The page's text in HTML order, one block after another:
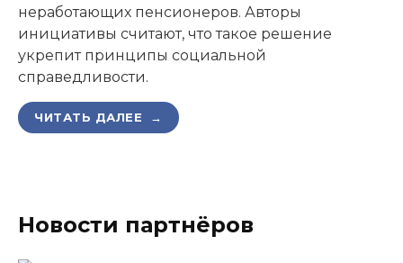
неработающих пенсионеров. Авторы
инициативы считают, что такое решение
укрепит принципы социальной
справедливости.
ЧИТАТЬ ДАЛЕЕ →
Новости партнёров